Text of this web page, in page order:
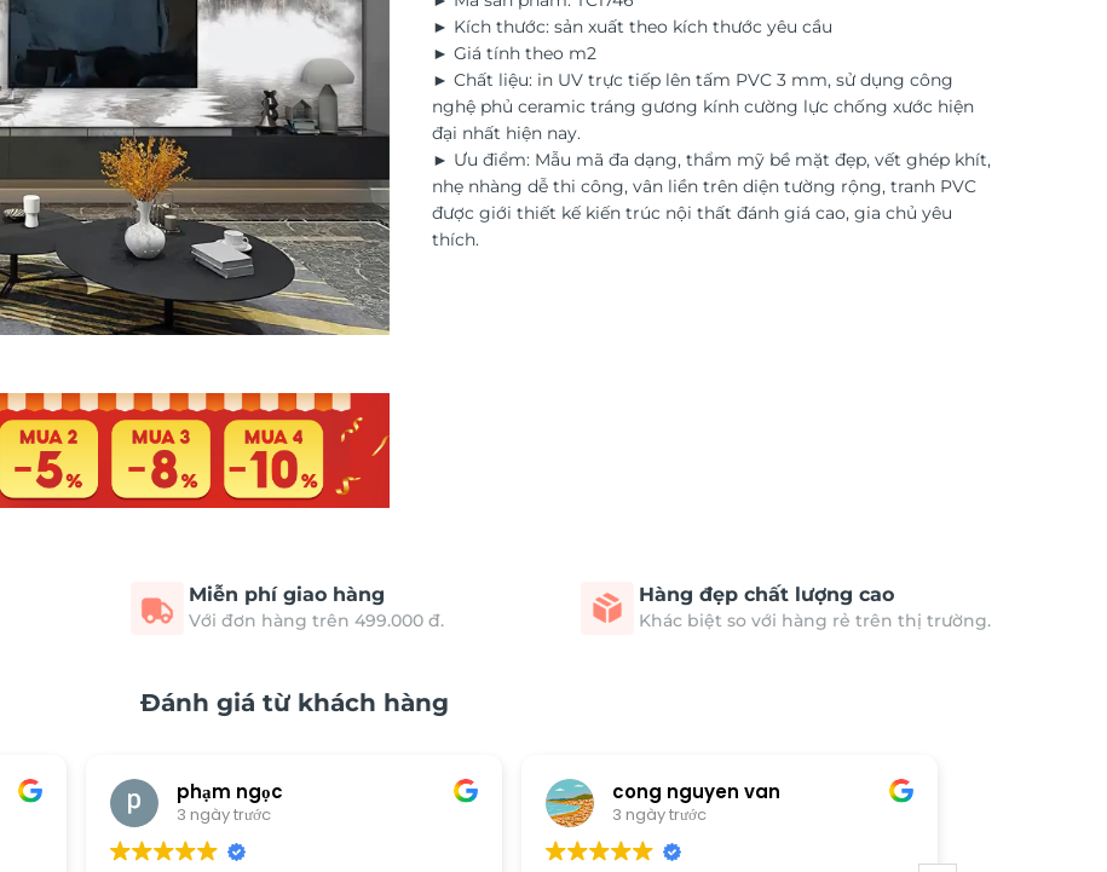
► Kích thước: sản xuất theo kích thước yêu cầu
► Giá tính theo m2
► Chất liệu: in UV trực tiếp lên tấm PVC 3 mm, sử dụng công
nghệ phủ ceramic tráng gương kính cường lực chống xước hiện
đại nhất hiện nay.
► Ưu điểm: Mẫu mã đa dạng, thẩm mỹ bề mặt đẹp, vết ghép khít,
nhẹ nhàng dễ thi công, vân liền trên diện tường rộng, tranh PVC
được giới thiết kế kiến trúc nội thất đánh giá cao, gia chủ yêu
thích.
Miễn phí giao hàng
Với đơn hàng trên 499.000 đ.
Hàng đẹp chất lượng cao
Khác biệt so với hàng rẻ trên thị trường.
Đánh giá từ khách hàng
phạm ngọc
3 ngày trước
cong nguyen van
3 ngày trước